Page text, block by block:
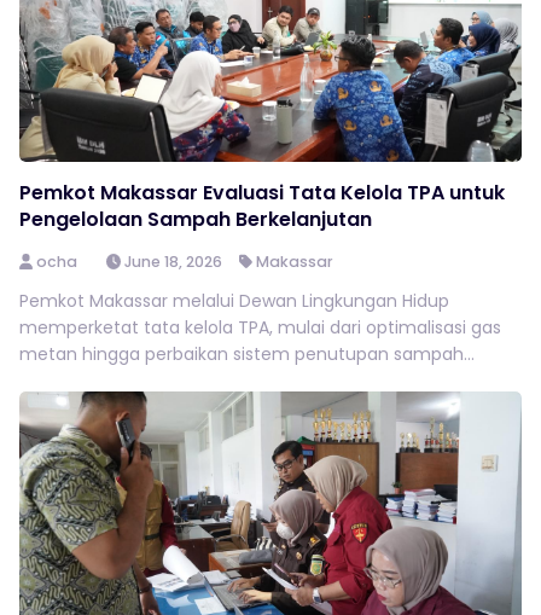
Pemkot Makassar Evaluasi Tata Kelola TPA untuk
Pengelolaan Sampah Berkelanjutan
ocha June 18, 2026 Makassar
Pemkot Makassar melalui Dewan Lingkungan Hidup
memperketat tata kelola TPA, mulai dari optimalisasi gas
metan hingga perbaikan sistem penutupan sampah...